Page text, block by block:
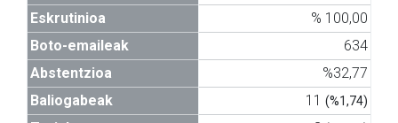
Eskrutinioa
% 100,00
Boto-emaileak
634
Abstentzioa
%32,77
Baliogabeak
11 (%1,74)